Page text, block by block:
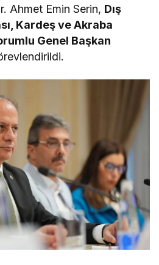
Ahmet Emin Serin, Dış
Kardeş ve Akraba
Genel Başkan